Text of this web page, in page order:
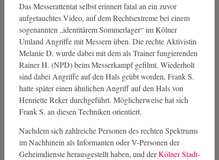
Das Messerattentat selbst erinnert fatal an ein zuvor
aufgetauchtes Video, auf dem Rechtsextreme bei einem
sogenannten „identitärem Sommerlager“ im Kölner
Umland Angriffe mit Messern üben. Die rechte Aktivistin
Melanie D. wurde dabei mit dem als Trainer fungierenden
Rainer H. (NPD) beim Messerkampf gefilmt. Wiederholt
sind dabei Angriffe auf den Hals geübt worden, Frank S.
hatte später einen ähnlichen Angriff auf den Hals von
Henriette Reker durchgeführt. Möglicherweise hat sich
Frank S. an diesen Techniken orientiert.
Nachdem sich zahlreiche Personen des rechten Spektrums
im Nachhinein als Informanten oder V-Personen der
Geheimdienste herausgestellt haben, und derKölner Stadt-